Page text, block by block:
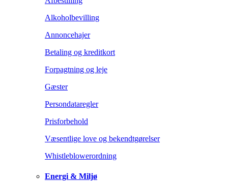
Alkoholbevilling
Annoncehajer
Betaling og kreditkort
Forpagtning og leje
Gæster
Persondataregler
Prisforbehold
Væsentlige love og bekendtgørelser
Whistleblowerordning
Energi & Miljø